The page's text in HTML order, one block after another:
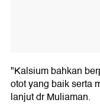
"Kalsium bahkan
otot yang baik serta
lanjut dr Muliaman.